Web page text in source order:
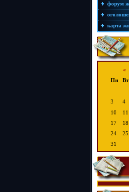
форум
карта
«
Пн
Вт
3
4
10
11
17
18
24
25
31